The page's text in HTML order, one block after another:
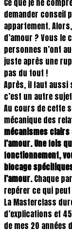
demander conseil
appartement.
d’amour ? Vous
personnes n’ont
juste après une
pas du tout !
Après, il faut aussi
c’est un autre
Au cours de cette
mécanique des
mécanismes
l’amour. Une fois
fonctionnement,
blocage
l’amour.Chaque
repérer ce qui
La Masterclass
d’explications et
de mes 20 années